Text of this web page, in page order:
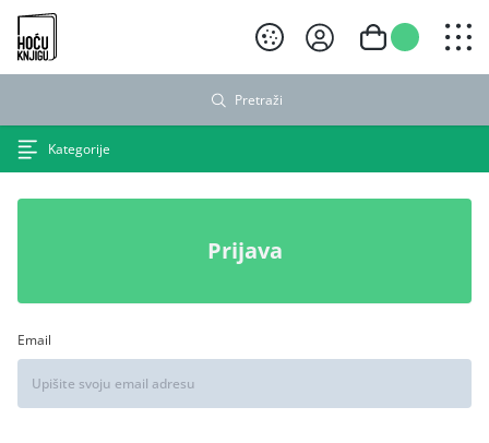
Hoću knjigu crni logo
Pretraži
Kategorije
Prijava
Email